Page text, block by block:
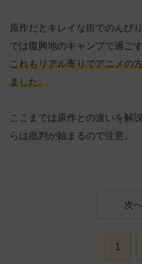
原作だとキレイな街でのんび
では復興地のキャンプで過ご
これもリアル寄りでアニメの
ました。
ここまでは原作との違いを解
らは批判が始まるので注意。
次
1